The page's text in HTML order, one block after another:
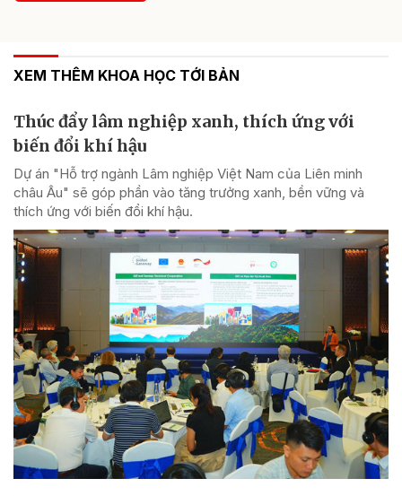
XEM THÊM KHOA HỌC TỚI BẢN
Thúc đẩy lâm nghiệp xanh, thích ứng với
biến đổi khí hậu
Dự án "Hỗ trợ ngành Lâm nghiệp Việt Nam của Liên minh
châu Âu" sẽ góp phần vào tăng trưởng xanh, bền vững và
thích ứng với biến đổi khí hậu.